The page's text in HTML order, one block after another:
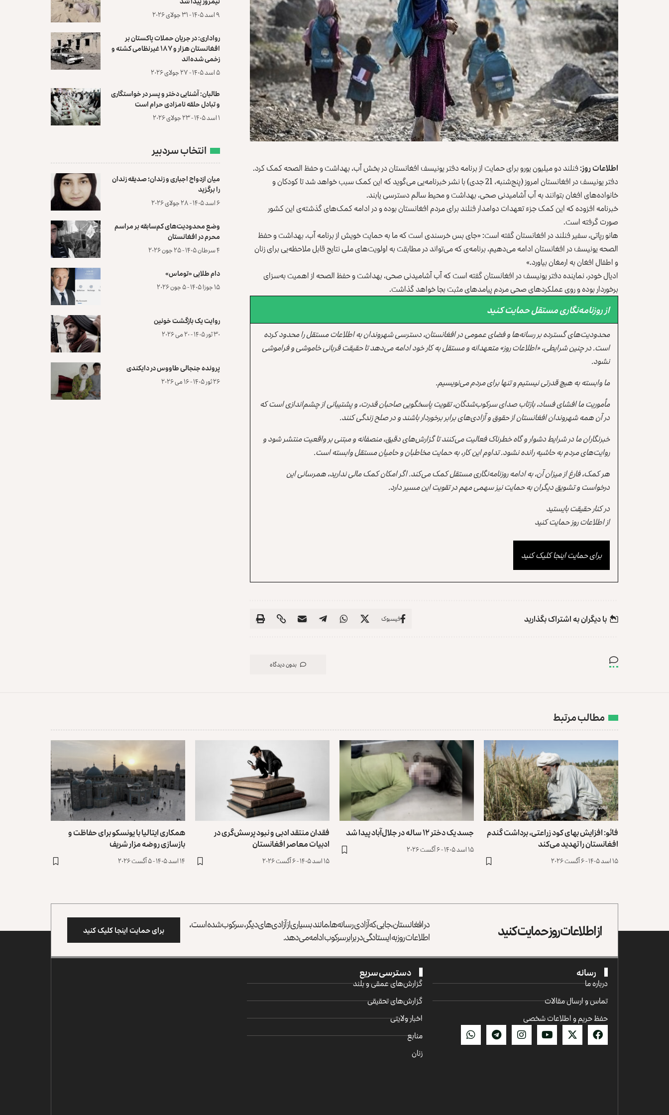
اطلاعات روز:فنلند دو میلیون یورو برای حمایت از برنامه دفتر یونیسف افغانستان در بخش آب، بهداشت و حفظ الصحه کمک کرد.
دفتر یونیسف در افغانستان امروز (پنج‌شنبه، 21 جدی) با نشر خبرنامه‌یی می‌گوید که این کمک سبب خواهد شد تا کودکان و
خانواده‌های افغان بتوانند به آب آشامیدنی صحی، بهداشت و محیط سالم دسترسی یابند.
خبرنامه افزوده که این کمک جزء تعهدات دوامدار فنلند برای مردم افغانستان بوده و در ادامه کمک‌های گذشته‌ی این کشور
صورت گرفته است.
هانو رپاتی، سفیر فنلند در افغانستان گفته است: «جای بس خرسندی است که ما به حمایت خویش از برنامه آب، بهداشت و حفظ
الصحه یونیسف در افغانستان ادامه می‌دهیم، برنامه‌ی که می‌تواند در مطابقت به اولویت‌های ملی نتایج قابل ملاحظه‌یی برای زنان
و اطفال افغان به ارمغان بیاورد.»
ادیال خودر، نماینده دفتر یونیسف در افغانستان گفته است که آب آشامیدنی صحی، بهداشت و حفظ‌ الصحه از اهمیت به‌سزای
برخوردار بوده و روی عملکرد‌های صحی مردم پیامد‌های مثبت بجا خواهد گذاشت.
از روزنامه‌نگاری مستقل حمایت کنید
محدودیت‌های گسترده بر رسانه‌ها و فضای عمومی در افغانستان، دسترسی شهروندان به اطلاعات مستقل را محدود کرده
است. در چنین شرایطی، «اطلاعات روز» متعهدانه و مستقل به کار خود ادامه می‌دهد تا حقیقت قربانی خاموشی و فراموشی
نشود.
ما وابسته به هیچ قدرتی نیستیم و تنها برای مردم می‌نویسیم.
مأموریت ما افشای فساد، بازتاب صدای سرکوب‌شدگان، تقویت پاسخگویی صاحبان قدرت، و پشتیبانی از چشم‌اندازی است که
در آن همه شهروندان افغانستان از حقوق و آزادی‌های برابر برخوردار باشند و در صلح زندگی کنند.
خبرنگاران ما در شرایط دشوار و گاه خطرناک فعالیت می‌کنند تا گزارش‌های دقیق، منصفانه و مبتنی بر واقعیت منتشر شود و
روایت‌های مردم به حاشیه رانده نشود. تداوم این کار، به حمایت مخاطبان و حامیان مستقل وابسته است.
هر کمک، فارغ از میزان آن، به ادامه روزنامه‌نگاری مستقل کمک می‌کند. اگر امکان کمک مالی ندارید، همرسانی این
درخواست و تشویق دیگران به حمایت نیز سهمی مهم در تقویت این مسیر دارد.
در کنار حقیقت بایستید
از اطلاعات روز حمایت کنید
برای حمایت اینجا کلیک کنید
با دیگران به‌‌ اشتراک بگذارید فیسبوک
بدون دیدگاه
۹ اسد ۱۴۰۵ - ۳۱ جولای ۲۰۲۶
رواداری: در جریان حملات پاکستان بر
افغانستان هزار و ۱۸۷ غیرنظامی کشته و
زخمی شده‌اند
۵ اسد ۱۴۰۵ - ۲۷ جولای ۲۰۲۶
طالبان: آشنایی دختر و پسر در خواستگاری
و تبادل حلقه نامزادی حرام است
۱ اسد ۱۴۰۵ - ۲۳ جولای ۲۰۲۶
انتخاب سردبیر
میان ازدواج اجباری و زندان؛ صدیقه زندان
را برگزید
۶ اسد ۱۴۰۵ - ۲۸ جولای ۲۰۲۶
وضع محدودیت‌های کم‌سابقه بر مراسم
محرم در افغانستان
۴ سرطان ۱۴۰۵ - ۲۵ جون ۲۰۲۶
دام طلایی «توماس»
۱۵ جوزا ۱۴۰۵ - ۵ جون ۲۰۲۶
روایت یک بازگشت خونین
۳۰ ثور ۱۴۰۵ - ۲۰ می ۲۰۲۶
پرونده‌ جنجالی طاووس در دایکندی
۲۶ ثور ۱۴۰۵ - ۱۶ می ۲۰۲۶
مطالب مرتبط
فائو: افزایش بهای کود زراعتی، برداشت گندم
افغانستان را تهدید می‌کند
۱۵ اسد ۱۴۰۵ - ۶ آگست ۲۰۲۶
جسد یک دختر ۱۲ ساله در جلال‌آباد پیدا شد
۱۵ اسد ۱۴۰۵ - ۶ آگست ۲۰۲۶
فقدان منتقد ادبی و نبود پرسش‌گری در
ادبیات معاصر افغانستان
۱۵ اسد ۱۴۰۵ - ۶ آگست ۲۰۲۶
همکاری ایتالیا با یونسکو برای حفاظت و
بازسازی روضه مزار شریف ‏
۱۴ اسد ۱۴۰۵ - ۵ آگست ۲۰۲۶
از اطلاعات روز حمایت کنید در افغانستان، جایی که آزادی رسانه‌ها، مانند بسیاری از آزادی‌های دیگر، سرکوب شده است،
اطلاعات روز به ایستادگی در برابر سرکوب ادامه می‌دهد. برای حمایت اینجا کلیک کنید
رسانه
درباره ما
تماس و ارسال مقالات
حفظ حریم و اطلاعات شخصی
دسترسی سریع
گزارش‌‌های عمقی و بلند
گزارش‌های تحقیقی
اخبار ولایتی
منابع
زنان